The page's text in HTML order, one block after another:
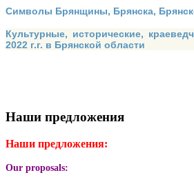
Символы Брянщины, Брянска,
Культурные, исторические,
2022 г.г. в Брянской области
Наши предложения
Наши предложения:
Our proposals: